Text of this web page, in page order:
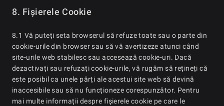
8. Fișierele Cookie
8.1 Vă puteți seta browserul să refuze toate sau o parte din
cookie-urile din browser sau să vă avertizeze atunci când
site-urile web stabilesc sau accesează cookie-uri. Dacă
dezactivați sau refuzați cookie-urile, vă rugăm să rețineți că
este posibil ca unele părți ale acestui site web să devină
inaccesibile sau să nu funcționeze corespunzător. Pentru
mai multe informații despre fișierele cookie pe care le